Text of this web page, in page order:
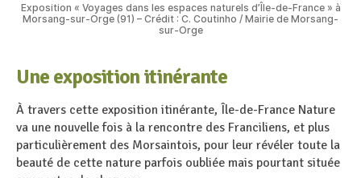
Exposition « Voyages dans les espaces naturels d’Île-de-France » à
Morsang-sur-Orge (91) – Crédit : C. Coutinho / Mairie de Morsang-
sur-Orge
Une exposition itinérante
À travers cette exposition itinérante, Île-de-France Nature
va une nouvelle fois à la rencontre des Franciliens, et plus
particulièrement des Morsaintois, pour leur révéler toute la
beauté de cette nature parfois oubliée mais pourtant située